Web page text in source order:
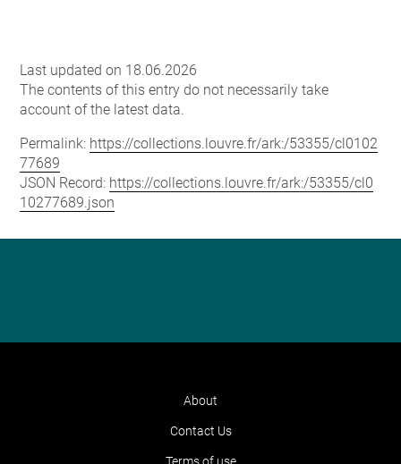
Last updated on 18.06.2026
The contents of this entry do not necessarily take
account of the latest data.
Permalink: https://collections.louvre.fr/ark:/53355/cl0102
77689
JSON Record: https://collections.louvre.fr/ark:/53355/cl0
10277689.json
About
Contact Us